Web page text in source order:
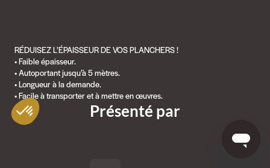
RÉDUISEZ L’ÉPAISSEUR DE VOS PLANCHERS !
• Faible épaisseur.
• Autoportant jusqu’à 5 mètres.
• Longueur à la demande.
• Facile à transporter et à mettre en œuvres.
Présenté par